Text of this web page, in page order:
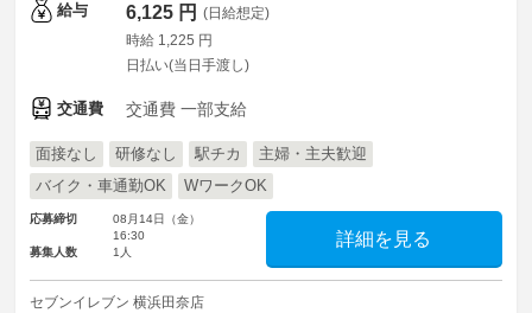
給与 6,125 円 (日給想定)
時給 1,225 円
日払い(当日手渡し)
交通費 交通費 一部支給
面接なし 研修なし 駅チカ
主婦・主夫歓迎
バイク・車通勤OK
WワークOK
応募締切
08月14日（金）
16:30
募集人数
1人
詳細を見る
セブンイレブン 横浜田奈店